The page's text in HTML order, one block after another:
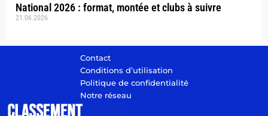
National 2026 : format, montée et clubs à suivre
21.06.2026
Contact
Conditions d’utilisation
Politique de confidentialité
Notre réseau